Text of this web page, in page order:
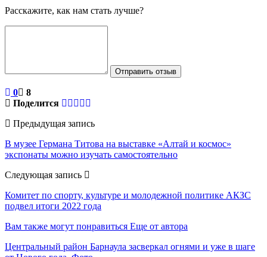
Расскажите, как нам стать лучше?
Отправить отзыв
0
8
Поделится
Предыдущая запись
В музее Германа Титова на выставке «Алтай и космос»
экспонаты можно изучать самостоятельно
Следующая запись
Комитет по спорту, культуре и молодежной политике АКЗС
подвел итоги 2022 года
Вам также могут понравиться Еще от автора
Центральный район Барнаула засверкал огнями и уже в шаге